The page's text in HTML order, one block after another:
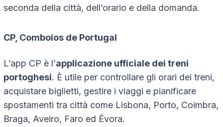
seconda della città, dell’orario e della domanda.
CP, Comboios de Portugal
L’app CP è l’applicazione ufficiale dei treni
portoghesi. È utile per controllare gli orari dei treni,
acquistare biglietti, gestire i viaggi e pianificare
spostamenti tra città come Lisbona, Porto, Coimbra,
Braga, Aveiro, Faro ed Évora.